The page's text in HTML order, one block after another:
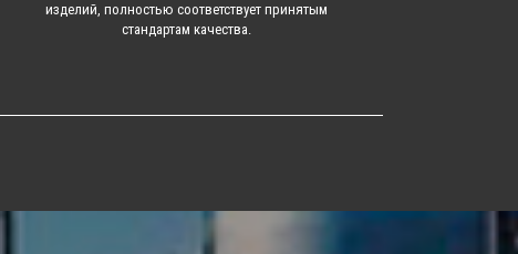
изделий, полностью соответствует принятым
стандартам качества.